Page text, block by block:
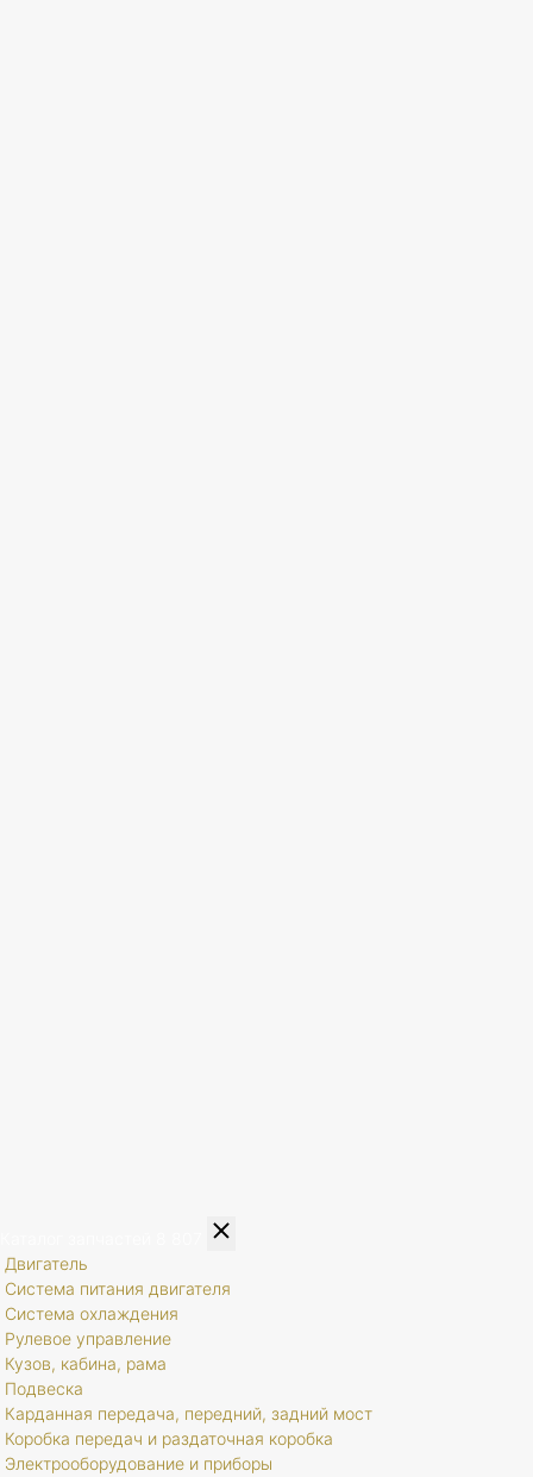
Двигатель
Система питания двигателя
Система охлаждения
Рулевое управление
Кузов, кабина, рама
Подвеска
Карданная передача, передний, задний мост
Коробка передач и раздаточная коробка
Электрооборудование и приборы